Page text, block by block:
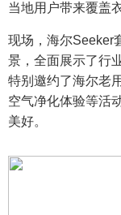
当地用户带来覆盖
现场，海尔Seeker
景，全面展示了行
特别邀约了海尔老
空气净化体验等活
美好。